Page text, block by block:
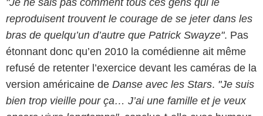
"Je ne sais pas comment tous ces gens qui le
reproduisent trouvent le courage de se jeter dans les
bras de quelqu’un d’autre que Patrick Swayze". Pas
étonnant donc qu’en 2010 la comédienne ait même
refusé de retenter l’exercice devant les caméras de la
version américaine de Danse avec les Stars. "Je suis
bien trop vieille pour ça… J’ai une famille et je veux